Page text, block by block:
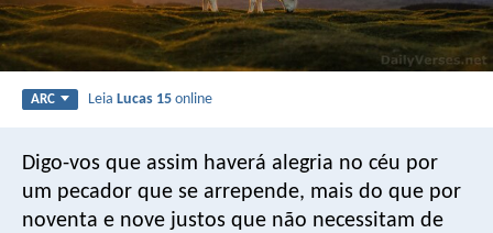
ARC LeiaLucas 15 online
Digo-vos que assim haverá alegria no céu por
um pecador que se arrepende, mais do que por
noventa e nove justos que não necessitam de